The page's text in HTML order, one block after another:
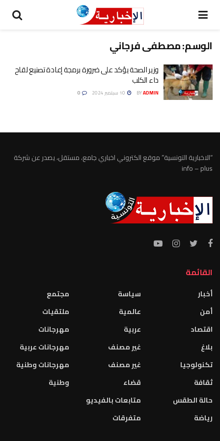
الوسم:مصطفى فرجاني
وزير الصحة يؤكد على ضرورة برمجة إعادة تصنيع لقاح
داء الكلب
BYADMIN
“الاخبارية التونسية” موقع الكتروني اخباري جامع، مستقل، يصدر عن شركة
info – plus
القائمة
أخبار
أمن
اقتصاد
بلاغ
تكنولوجيا
ثقافة
حالة الطقس
رياضة
سياسة
عالمية
عربية
غير مصنف
غير مصنف
قضاء
متابعات بالفيديو
متفرقات
مجتمع
ملتقيات
مهرجانات
مهرجانات عربية
مهرجانات وطنية
وطنية